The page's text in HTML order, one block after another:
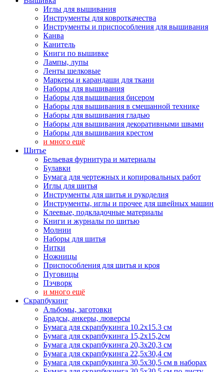
Иглы для вышивания
Инструменты для ковроткачества
Инструменты и приспособления для вышивания
Канва
Канитель
Книги по вышивке
Лампы, лупы
Ленты шелковые
Маркеры и карандаши для ткани
Наборы для вышивания
Наборы для вышивания бисером
Наборы для вышивания в смешанной технике
Наборы для вышивания гладью
Наборы для вышивания декоративными швами
Наборы для вышивания крестом
и много ещё
Шитье
Бельевая фурнитура и материалы
Булавки
Бумага для чертежных и копировальных работ
Иглы для шитья
Инструменты для шитья и рукоделия
Инструменты, иглы и прочее для швейных машин
Клеевые, подкладочные материалы
Книги и журналы по шитью
Молнии
Наборы для шитья
Нитки
Ножницы
Приспособления для шитья и кроя
Пуговицы
Пэчворк
и много ещё
Скрапбукинг
Альбомы, заготовки
Брадсы, анкеры, люверсы
Бумага для скрапбукинга 10.2х15.3 см
Бумага для скрапбукинга 15,2х15,2см
Бумага для скрапбукинга 20,3х20,3 см
Бумага для скрапбукинга 22,5х30,4 см
Бумага для скрапбукинга 30,5х30,5 см в наборах